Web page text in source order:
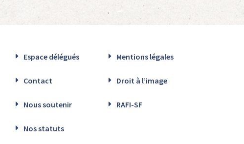
Espace délégués Mentions légales
Contact Droit à l’image
Nous soutenir RAFI-SF
Nos statuts